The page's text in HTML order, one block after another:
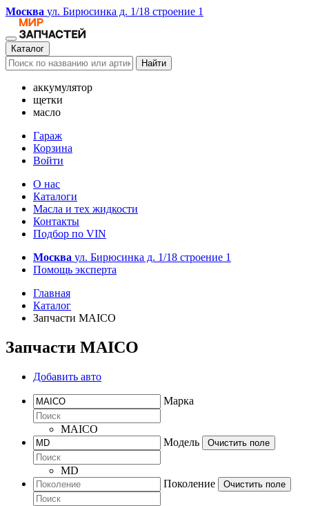
Москва ул. Бирюсинка д. 1/18 строение 1
Каталог
Найти
аккумулятор
щетки
масло
Гараж
Корзина
Войти
О нас
Каталоги
Масла и тех жидкости
Контакты
Подбор по VIN
Москва ул. Бирюсинка д. 1/18 строение 1
Помощь эксперта
Главная
Каталог
Запчасти MAICO
Запчасти MAICO
Добавить авто
Марка
MAICO
Модель
Очистить поле
MD
Поколение
Очистить поле